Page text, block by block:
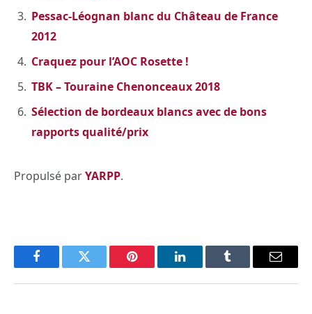
Pessac-Léognan blanc du Château de France
2012
Craquez pour l’AOC Rosette !
TBK – Touraine Chenonceaux 2018
Sélection de bordeaux blancs avec de bons
rapports qualité/prix
Propulsé parYARPP.
FacebookTwitter Pinterest LinkedInTumblr Email